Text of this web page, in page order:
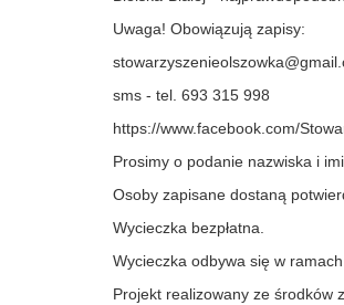
Uwaga! Obowiązują zapisy:
sms - tel. 693 315 998
https://www.facebook.com/
Prosimy o podanie nazwiska i
Osoby zapisane dostaną
Wycieczka bezpłatna.
Wycieczka odbywa się w
Projekt realizowany ze środków